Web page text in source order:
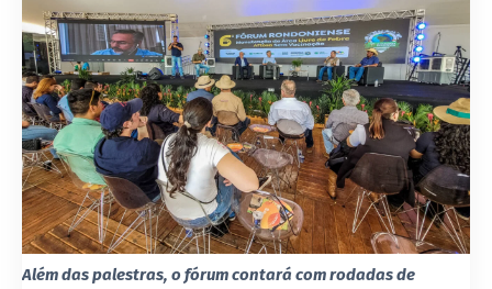
Além das palestras, o fórum contará com rodadas de